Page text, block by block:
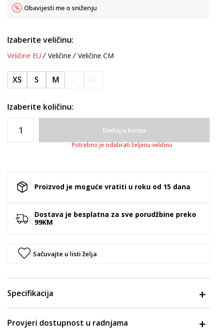
Obavijesti me o sniženju
Izaberite veličinu:
Veličine EU Veličine Veličine CM
XS S M
Izaberite količinu:
Dodaj u korpu
Potrebno je odabrati željenu veličinu
Proizvod je moguće vratiti u roku od 15 dana
Dostava je besplatna za sve porudžbine preko
99KM
Sačuvajte u listi želja
Specifikacija
Provjeri dostupnost u radnjama